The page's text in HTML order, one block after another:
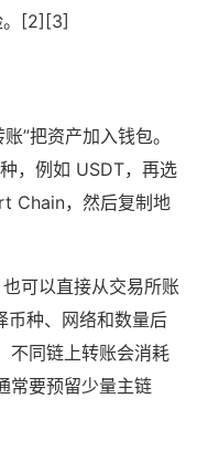
。[2][3]
”把资产加入钱包。
，例如 USDT，再选
Chain，然后复制地
可以直接从交易所账
币种、网络和数量后
同链上转账会消耗
常要预留少量主链